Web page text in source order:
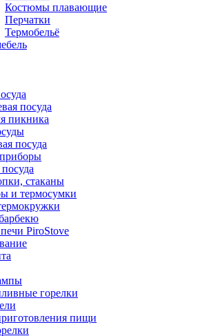
Костюмы плавающие
Перчатки
Термобельё
посуда
пикника
посуда
стаканы
и термосумки
PiroStove
горелки
пищи